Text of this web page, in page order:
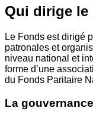
Qui dirige le
Le Fonds est dirigé
patronales et
niveau national et
forme d’une
du Fonds Paritaire
La